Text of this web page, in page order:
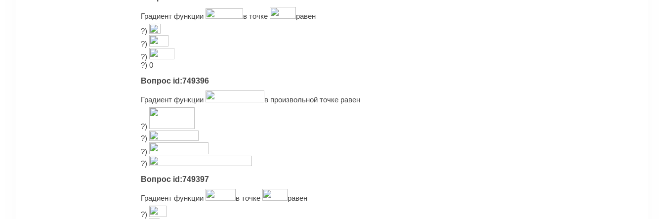
Градиент функции в точке
равен
?)
?)
?)
?) 0
Вопрос id:749396
Градиент функции в произвольной точке равен
?)
?)
?)
?)
Вопрос id:749397
Градиент функции в точке
равен
?)